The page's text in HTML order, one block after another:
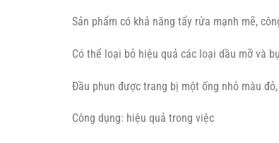
Sản phẩm có khả năng tẩy rửa mạnh mẽ,
Có thể loại bỏ hiệu quả các loại dầu mỡ và
Đầu phun được trang bị một ống nhỏ màu
Công dụng: hiệu quả trong việc